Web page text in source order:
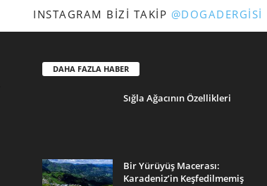
INSTAGRAM BIZI TAKIP @DOGADERGISI
DAHA FAZLA HABER
Sığla Ağacının Özellikleri
Bir Yürüyüş Macerası:
Karadeniz’in Keşfedilmemiş